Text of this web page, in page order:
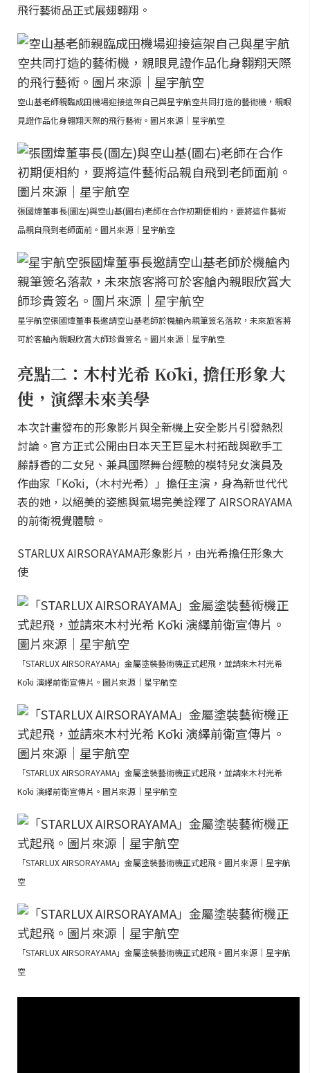
飛行藝術品正式展翅翱翔。
空山基老師親臨成田機場迎接這架自己與星宇航空共同打造的藝術機，親眼
見證作品化身翱翔天際的飛行藝術。圖片來源｜星宇航空
張國煒董事長(圖左)與空山基(圖右)老師在合作初期便相約，要將這件藝術
品親自飛到老師面前。圖片來源｜星宇航空
星宇航空張國煒董事長邀請空山基老師於機艙內親筆簽名落款，未來旅客將
可於客艙內親眼欣賞大師珍貴簽名。圖片來源｜星宇航空
亮點二：木村光希 Kōki, 擔任形象大
使，演繹未來美學
本次計畫發布的形象影片與全新機上安全影片引發熱烈
討論。官方正式公開由日本天王巨星木村拓哉與歌手工
藤靜香的二女兒、兼具國際舞台經驗的模特兒女演員及
作曲家「Kōki,（木村光希）」擔任主演，身為新世代代
表的她，以絕美的姿態與氣場完美詮釋了 AIRSORAYAMA
的前衛視覺體驗。
STARLUX AIRSORAYAMA形象影片，由光希擔任形象大
使
「STARLUX AIRSORAYAMA」金屬塗裝藝術機正式起飛，並請來木村光希
Kōki 演繹前衛宣傳片。圖片來源｜星宇航空
「STARLUX AIRSORAYAMA」金屬塗裝藝術機正式起飛，並請來木村光希
Kōki 演繹前衛宣傳片。圖片來源｜星宇航空
「STARLUX AIRSORAYAMA」金屬塗裝藝術機正式起飛。圖片來源｜星宇航
空
「STARLUX AIRSORAYAMA」金屬塗裝藝術機正式起飛。圖片來源｜星宇航
空